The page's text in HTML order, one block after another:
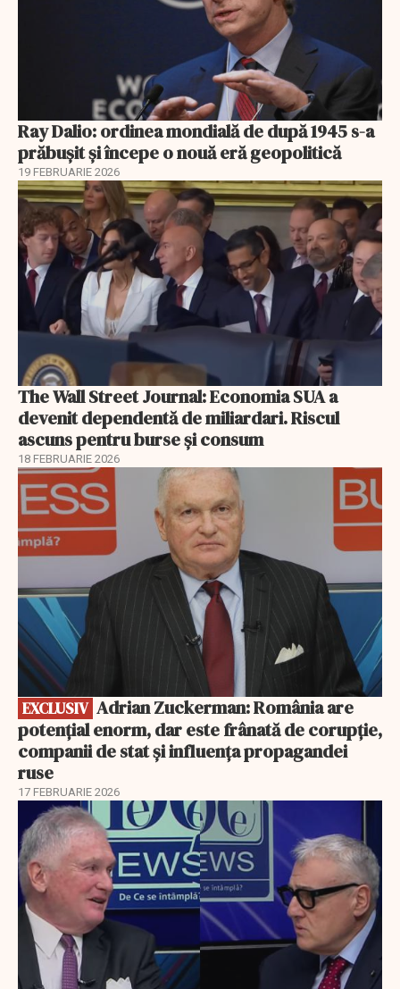
Ray Dalio: ordinea mondială de după 1945 s-a
prăbușit și începe o nouă eră geopolitică
19 FEBRUARIE 2026
The Wall Street Journal: Economia SUA a
devenit dependentă de miliardari. Riscul
ascuns pentru burse și consum
18 FEBRUARIE 2026
EXCLUSIV
EXCLUSIV
potențial enorm, dar este frânată de corupție,
companii de stat și influența propagandei
ruse
17 FEBRUARIE 2026
EXCLUSIV